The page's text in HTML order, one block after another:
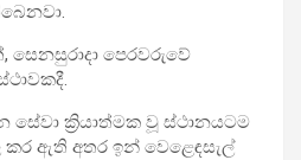
සෙනසුරාදා පෙරවරුවේ
සේවා ක්‍රියාත්මක වූ ස්ථානයටම
කර ඇති අතර ඉන් වෙළෙඳසැල්